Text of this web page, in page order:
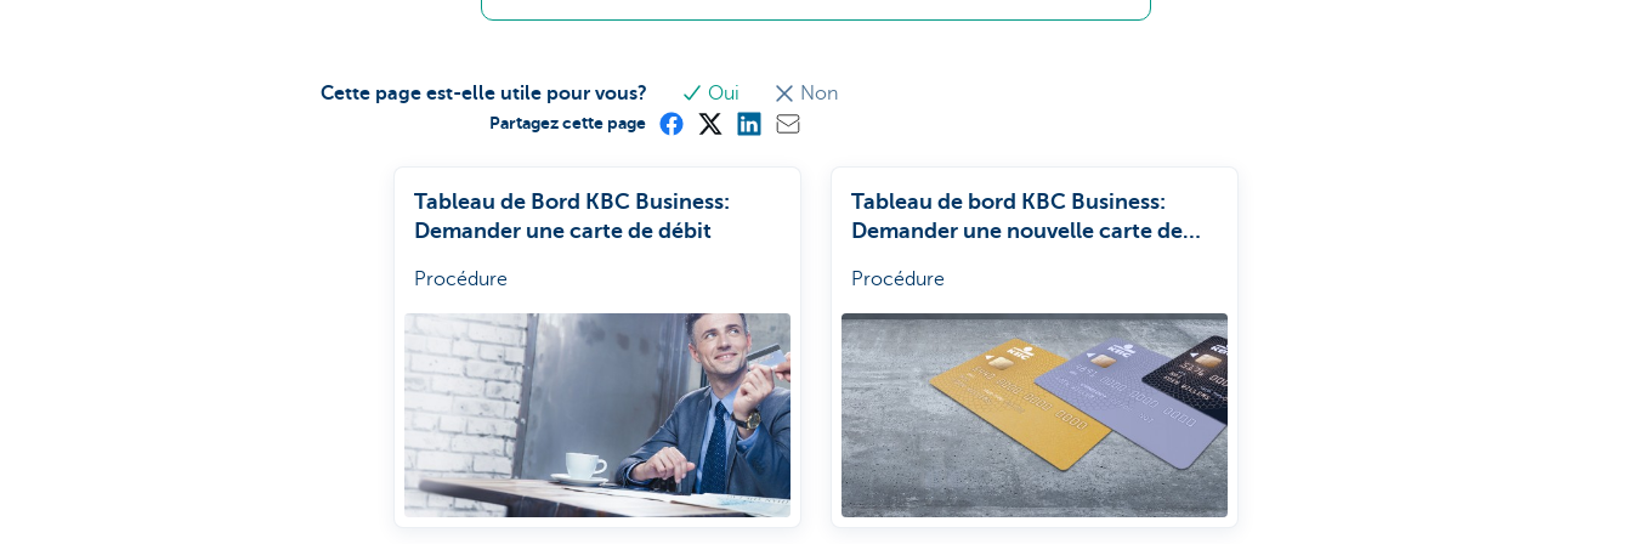
Cette page est-elle utile pour vous? Oui Non
Partagez cette page
Tableau de Bord KBC Business:
Demander une carte de débit
Procédure
Tableau de bord KBC Business:
Demander une nouvelle carte de
Procédure